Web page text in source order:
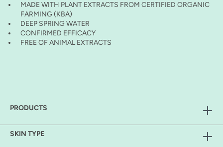
MADE WITH PLANT EXTRACTS FROM CERTIFIED ORGANIC
FARMING (KBA)
DEEP SPRING WATER
CONFIRMED EFFICACY
FREE OF ANIMAL EXTRACTS
PRODUCTS
SKIN TYPE